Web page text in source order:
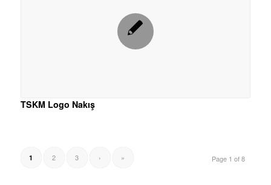
TSKM Logo Nakış
Page 1 of 8
1 2 3 › »